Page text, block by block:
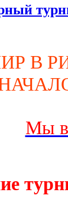
В
Мы в